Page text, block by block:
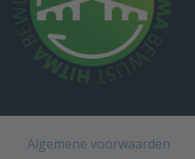
Algemene voorwaarden